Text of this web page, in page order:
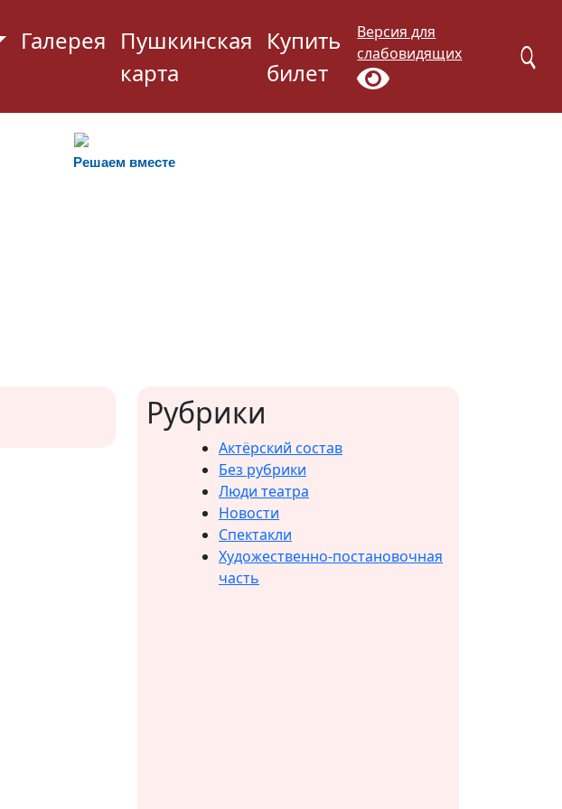
Галерея Пушкинская
карта
Купить
билет
Версия для
слабовидящих
Решаем вместе
Рубрики
Актёрский состав
Без рубрики
Люди театра
Новости
Спектакли
Художественно-постановочная
часть